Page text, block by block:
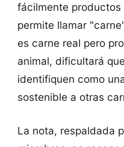
fácilmente
permite llamar
es carne real pero
animal, dificultará
identifiquen como
sostenible a otras
La nota, respaldada